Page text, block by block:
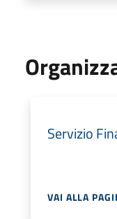
Servizio
VAI ALLA